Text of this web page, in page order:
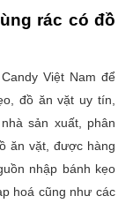
rác có đồ
Việt Nam để
đồ ăn vặt uy tín,
sản xuất, phân
ăn vặt, được hàng
nhập bánh kẹo
hoá cũng như các